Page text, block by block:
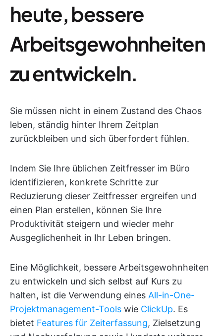
heute, bessere
Arbeitsgewohnheiten
zu entwickeln.
Sie müssen nicht in einem Zustand des Chaos
leben, ständig hinter Ihrem Zeitplan
zurückbleiben und sich überfordert fühlen.
Indem Sie Ihre üblichen Zeitfresser im Büro
identifizieren, konkrete Schritte zur
Reduzierung dieser Zeitfresser ergreifen und
einen Plan erstellen, können Sie Ihre
Produktivität steigern und wieder mehr
Ausgeglichenheit in Ihr Leben bringen.
Eine Möglichkeit, bessere Arbeitsgewohnheiten
zu entwickeln und sich selbst auf Kurs zu
halten, ist die Verwendung eines All-in-One-
Projektmanagement-Tools wie ClickUp. Es
bietet Features für Zeiterfassung, Zielsetzung